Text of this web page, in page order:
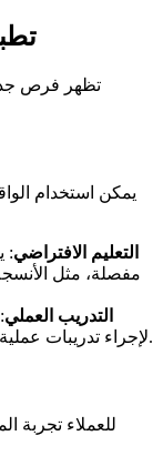
يمكن استخدام
التعليم الافتراضي:
مفصلة، مثل
التدريب العملي
استخدام AR لإجراء تدريبات عملية آمنة وذات تكلفة منخفضة.